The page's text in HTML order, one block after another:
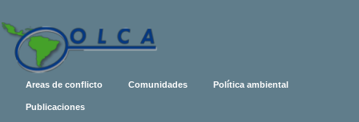
Areas de conflicto Comunidades Política ambiental
Publicaciones